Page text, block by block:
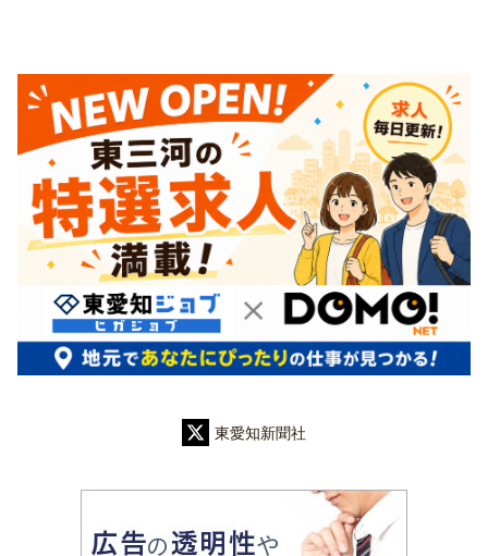
東愛知新聞社